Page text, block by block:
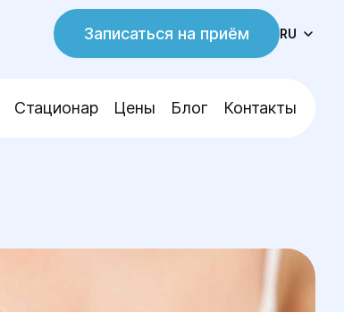
Записаться на приём RU
Стационар Цены Блог Контакты